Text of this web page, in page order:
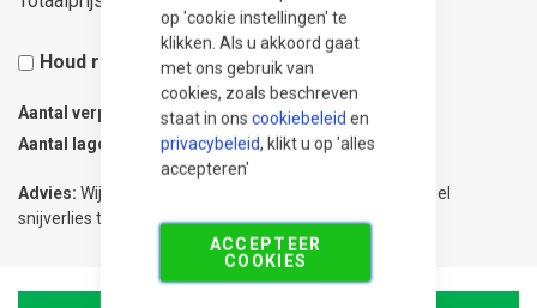
op 'cookie instellingen' te
klikken. Als u akkoord gaat
met ons gebruik van
cookies, zoals beschreven
staat in ons cookiebeleid en
privacybeleid, klikt u op 'alles
accepteren'
ACCEPTEER
COOKIES
Houd rekening met 5% snijverlies
Aantal verpakkingen 0.1
Aantal lagen
Advies: Wij adviseren 5% meer te bestellen om eventueel
snijverlies te compenseren.